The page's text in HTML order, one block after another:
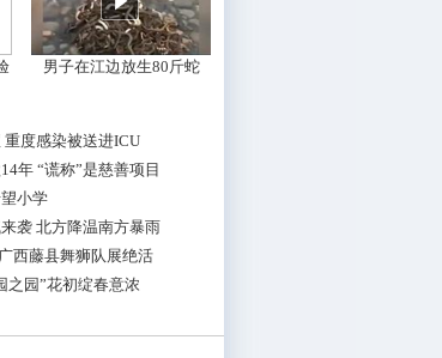
男子在江边放生80斤蛇
度感染被送进ICU
年 “谎称”是慈善项目
小学
袭 北方降温南方暴雨
西藤县舞狮队展绝活
之园”花初绽春意浓